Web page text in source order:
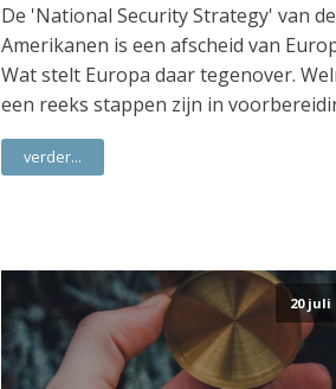
De 'National Security Strategy' van de
Amerikanen is een afscheid van
Wat stelt Europa daar tegenover.
een reeks stappen zijn in
verder...
20 juli